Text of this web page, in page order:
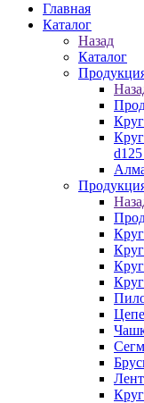
Главная
Каталог
Назад
Каталог